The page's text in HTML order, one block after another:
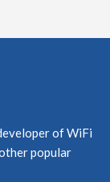
of WiFi
popular